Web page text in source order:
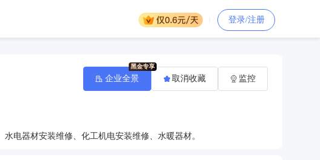
登录/注册
电器材安装维修、化工机电安装维修、水暖器材。
企业全景 取消收藏 监控